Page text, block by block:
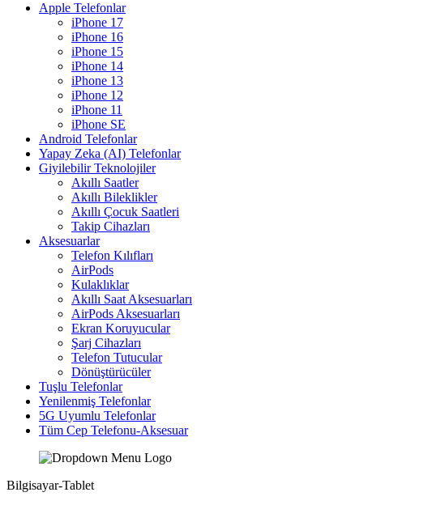
Apple Telefonlar
iPhone 17
iPhone 16
iPhone 15
iPhone 14
iPhone 13
iPhone 12
iPhone 11
iPhone SE
Android Telefonlar
Yapay Zeka (AI) Telefonlar
Giyilebilir Teknolojiler
Akıllı Saatler
Akıllı Bileklikler
Akıllı Çocuk Saatleri
Takip Cihazları
Aksesuarlar
Telefon Kılıfları
AirPods
Kulaklıklar
Akıllı Saat Aksesuarları
AirPods Aksesuarları
Ekran Koruyucular
Şarj Cihazları
Telefon Tutucular
Dönüştürücüler
Tuşlu Telefonlar
Yenilenmiş Telefonlar
5G Uyumlu Telefonlar
Tüm Cep Telefonu-Aksesuar
Bilgisayar-Tablet